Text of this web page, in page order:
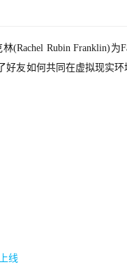
(Rachel Rubin Franklin)
好友如何共同在虚拟现实
线